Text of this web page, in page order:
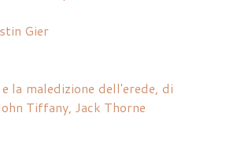
Gier
la maledizione dell'erede, di
Tiffany, Jack Thorne